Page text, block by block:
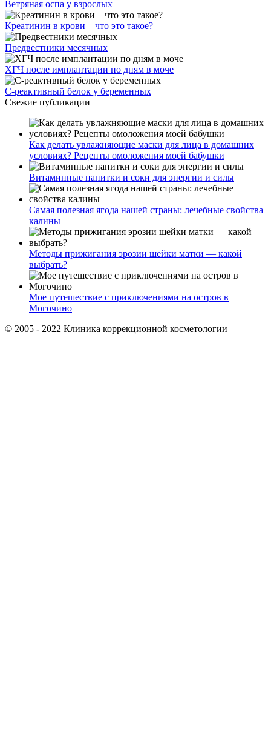
Ветряная оспа у взрослых
Креатинин в крови – что это такое?
Предвестники месячных
ХГЧ после имплантации по дням в моче
С-реактивный белок у беременных
Свежие публикации
Как делать увлажняющие маски для лица в домашних
условиях? Рецепты омоложения моей бабушки
Витаминные напитки и соки для энергии и силы
Самая полезная ягода нашей страны: лечебные свойства
калины
Методы прижигания эрозии шейки матки — какой
выбрать?
Мое путешествие с приключениями на остров в
Могочино
© 2005 - 2022 Клиника коррекционной косметологии